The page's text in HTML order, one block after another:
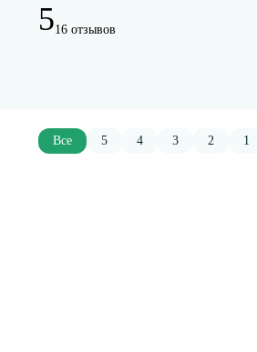
516 отзывов
Все 5 4 3 2 1